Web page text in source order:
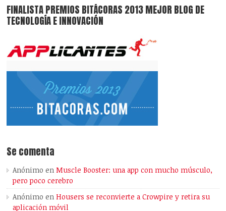
FINALISTA PREMIOS BITÁCORAS 2013 MEJOR BLOG DE
TECNOLOGÍA E INNOVACIÓN
Se comenta
Anónimo enMuscle Booster: una app con mucho músculo,
pero poco cerebro
Anónimo enHousers se reconvierte a Crowpire y retira su
aplicación móvil